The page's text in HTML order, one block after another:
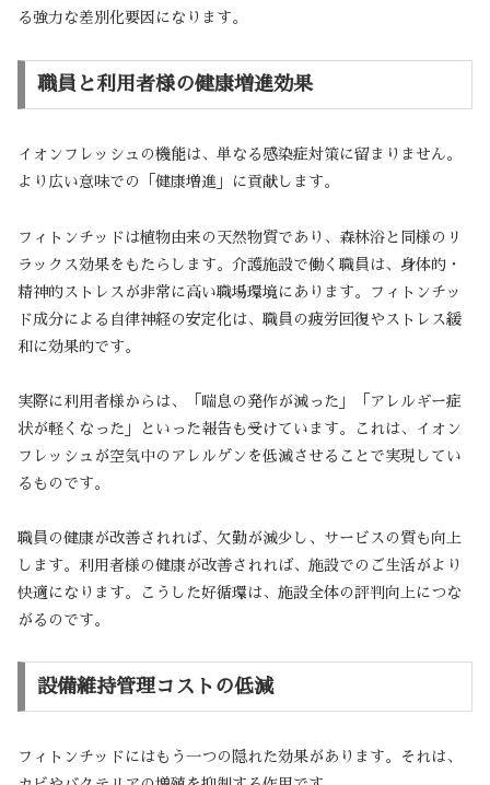
る強力な差別化要因になります。
職員と利用者様の健康増進効果
イオンフレッシュの機能は、単なる感染症対策に留まりません。
より広い意味での「健康増進」に貢献します。
フィトンチッドは植物由来の天然物質であり、森林浴と同様のリ
ラックス効果をもたらします。介護施設で働く職員は、身体的・
精神的ストレスが非常に高い職場環境にあります。フィトンチッ
ド成分による自律神経の安定化は、職員の疲労回復やストレス緩
和に効果的です。
実際に利用者様からは、「喘息の発作が減った」「アレルギー症
状が軽くなった」といった報告も受けています。これは、イオン
フレッシュが空気中のアレルゲンを低減させることで実現してい
るものです。
職員の健康が改善されれば、欠勤が減少し、サービスの質も向上
します。利用者様の健康が改善されれば、施設でのご生活がより
快適になります。こうした好循環は、施設全体の評判向上につな
がるのです。
設備維持管理コストの低減
フィトンチッドにはもう一つの隠れた効果があります。それは、